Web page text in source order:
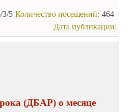
желанные плоды именно
464
Количество посещений:
3/5
Дата публикации:
(ДБАР) о месяце